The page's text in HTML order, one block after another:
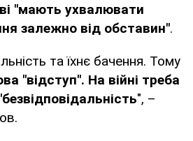
"мають ухвалювати
залежно від обставин".
та їхнє бачення. Тому
"відступ". На війні треба
", –